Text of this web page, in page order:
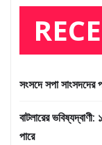
সংসদে সপা সাংসদদের
বাটলারের
পারে